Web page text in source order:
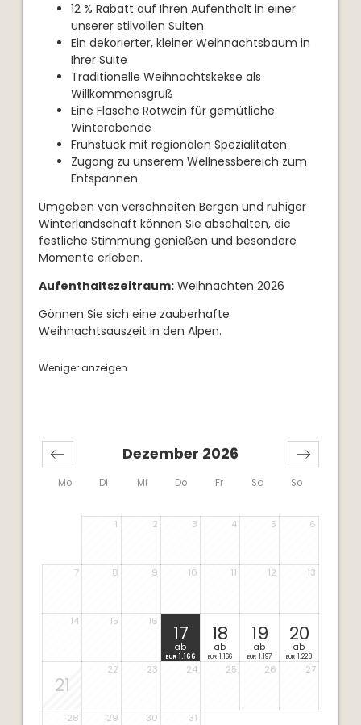
12 % Rabatt auf Ihren Aufenthalt in einer
unserer stilvollen Suiten
Ein dekorierter, kleiner Weihnachtsbaum in
Ihrer Suite
Traditionelle Weihnachtskekse als
Willkommensgruß
Eine Flasche Rotwein für gemütliche
Winterabende
Frühstück mit regionalen Spezialitäten
Zugang zu unserem Wellnessbereich zum
Entspannen
Umgeben von verschneiten Bergen und ruhiger
Winterlandschaft können Sie abschalten, die
festliche Stimmung genießen und besondere
Momente erleben.
Aufenthaltszeitraum: Weihnachten 2026
Gönnen Sie sich eine zauberhafte
Weihnachtsauszeit in den Alpen.
Weniger anzeigen
Mo Di Mi Do Fr Sa So
Dezember 2026
1 2 3 4 5 6
7 8 9 10 11 12 13
14 15 16 17
ab
EUR 1.166
18
ab
EUR 1.166
19
ab
EUR 1.197
20
ab
EUR 1.228
21
22 23 24 25 26 27
28 29 30 31